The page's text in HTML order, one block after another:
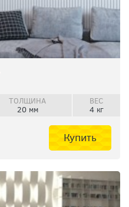
ТОЛЩИНА
20 мм
ВЕС
4 кг
Купить